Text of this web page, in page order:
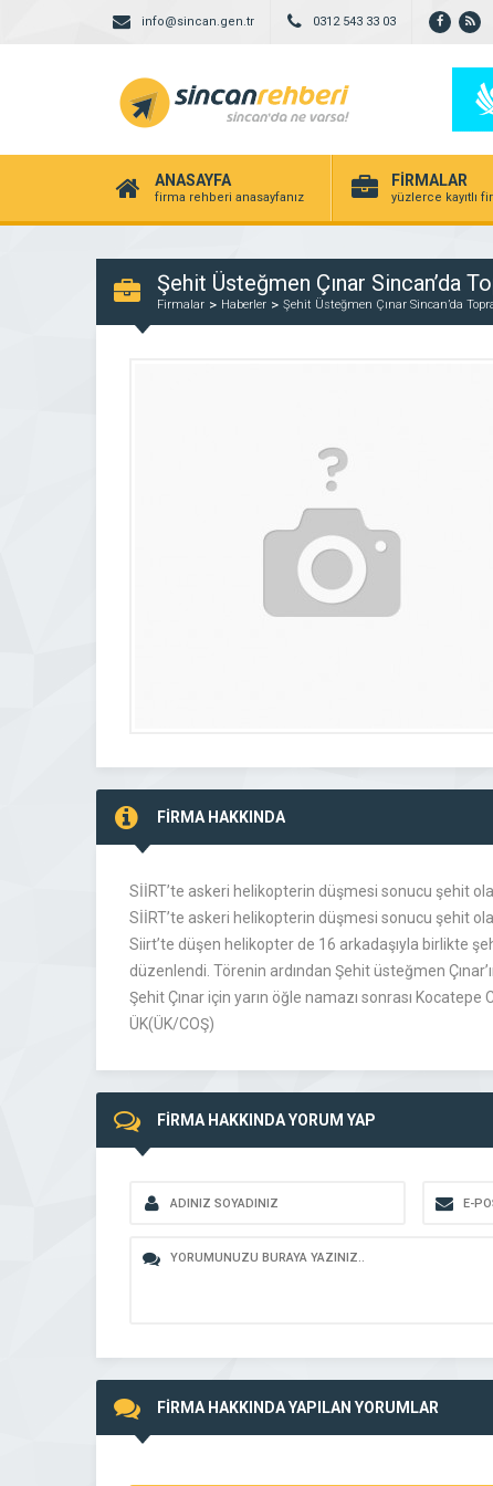
info@sincan.gen.tr 0312 543 33 03
ANASAYFA
firma rehberi anasayfanız
FİRMALAR
yüzlerce kayıtlı
Şehit Üsteğmen Çınar Sincan’da
Firmalar Haberler Şehit Üsteğmen Çınar Sincan’da
FİRMA HAKKINDA
SİİRT’te askeri helikopterin düşmesi sonucu şehit
SİİRT’te askeri helikopterin düşmesi sonucu şehit
Siirt’te düşen helikopter de 16 arkadaşıyla birlikte
düzenlendi. Törenin ardından Şehit üsteğmen
Şehit Çınar için yarın öğle namazı sonrası
ÜK(ÜK/COŞ)
FİRMA HAKKINDA YORUM YAP
FİRMA HAKKINDA YAPILAN YORUMLAR